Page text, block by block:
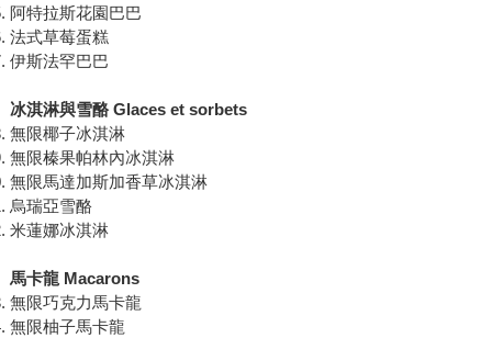
阿特拉斯花園巴巴
法式草莓蛋糕
伊斯法罕巴巴
冰淇淋與雪酪 Glaces et sorbets
無限椰子冰淇淋
無限榛果帕林內冰淇淋
無限馬達加斯加香草冰淇淋
烏瑞亞雪酪
米蓮娜冰淇淋
馬卡龍 Macarons
無限巧克力馬卡龍
無限柚子馬卡龍